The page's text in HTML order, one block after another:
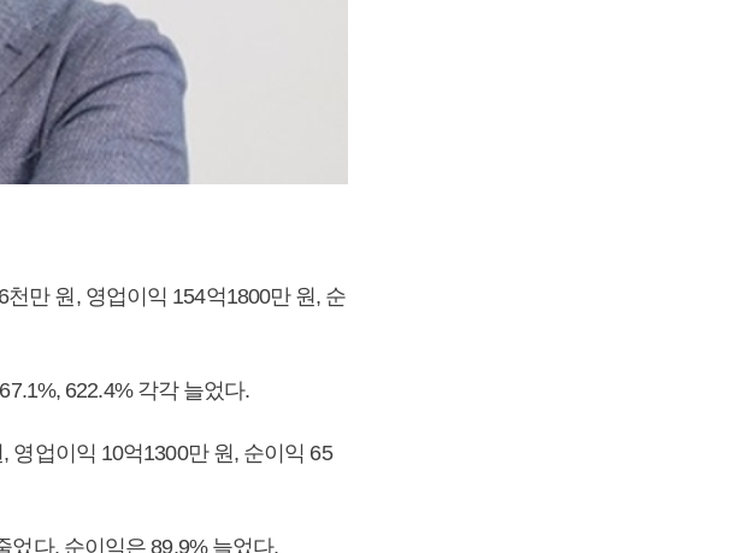
만 원, 영업이익 154억1800만 원, 순
622.4% 각각 늘었다.
영업이익 10억1300만 원, 순이익 65
었다. 순이익은 89.9% 늘었다.